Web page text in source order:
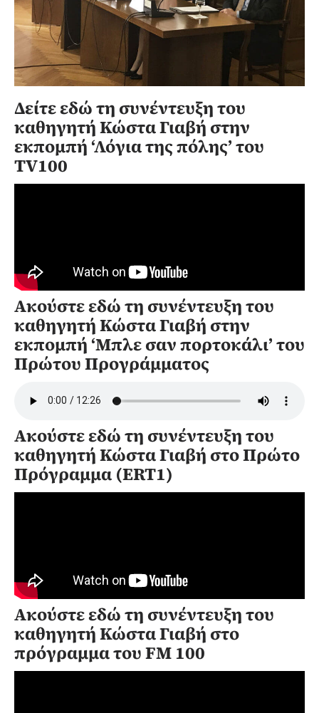
Δείτε εδώ τη συνέντευξη του
καθηγητή Κώστα Γιαβή στην
εκπομπή ‘Λόγια της πόλης’ του
TV100
Ακούστε εδώ τη συνέντευξη του
καθηγητή Κώστα Γιαβή στην
εκπομπή ‘Μπλε σαν πορτοκάλι’ του
Πρώτου Προγράμματος
Ακούστε εδώ τη συνέντευξη του
καθηγητή Κώστα Γιαβή στο Πρώτο
Πρόγραμμα (ERT1)
Ακούστε εδώ τη συνέντευξη του
καθηγητή Κώστα Γιαβή στο
πρόγραμμα του FM 100